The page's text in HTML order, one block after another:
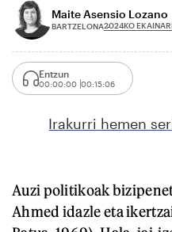
Maite Asensio Lozano
BARTZELONA2024KO
Entzun
00:00:00 00:15:06
Irakurri hemen
Auzi politikoak
Ahmed idazle eta